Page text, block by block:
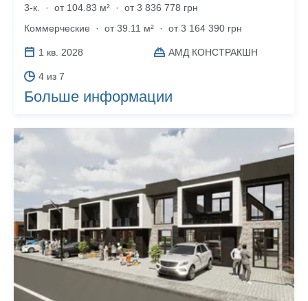
3-к. · от 104.83 м² ·
от 3 836 778 грн
Коммерческие
· от 39.11 м² · от 3 164 390 грн
1 кв. 2028 АМД КОНСТРАКШН
4 из 7
Больше информации